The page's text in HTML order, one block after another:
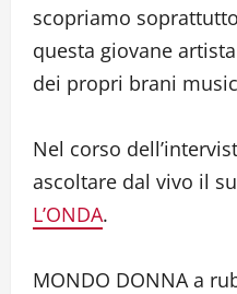
scopriamo
questa giovane
dei propri brani
Nel corso
ascoltare dal vivo il
L’ONDA.
MONDO DONNA a